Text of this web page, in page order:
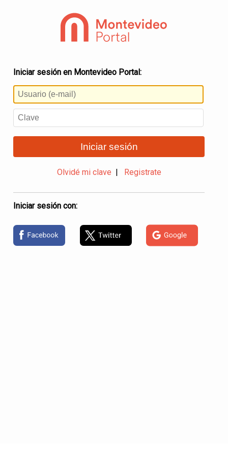
Iniciar sesión en Montevideo Portal:
Iniciar sesión
Olvidé mi clave Registrate
Iniciar sesión con: